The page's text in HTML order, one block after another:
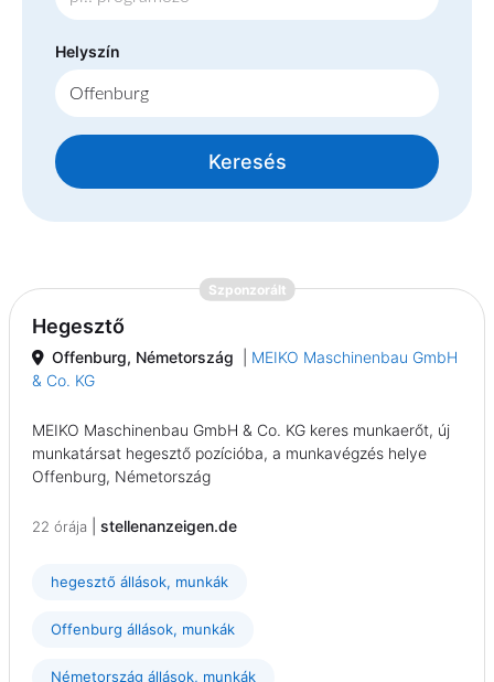
Helyszín
Keresés
Szponzorált{prompt.job}
Hegesztő
Offenburg, Németország
MEIKO Maschinenbau GmbH
& Co. KG
MEIKO Maschinenbau GmbH & Co. KG keres munkaerőt, új
munkatársat hegesztő pozícióba, a munkavégzés helye
Offenburg, Németország
22 órája stellenanzeigen.de
hegesztő állások, munkák
Offenburg állások, munkák
Németország állások, munkák